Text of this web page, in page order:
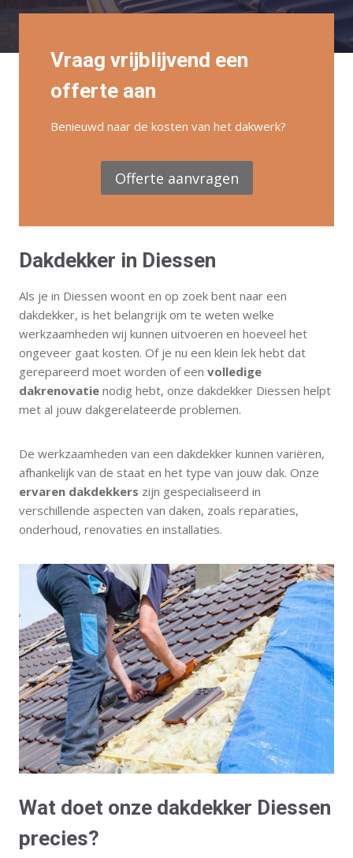
Vraag vrijblijvend een
offerte aan
Benieuwd naar de kosten van het dakwerk?
Offerte aanvragen
Dakdekker in Diessen
Als je in Diessen woont en op zoek bent naar een
dakdekker, is het belangrijk om te weten welke
werkzaamheden wij kunnen uitvoeren en hoeveel het
ongeveer gaat kosten. Of je nu een klein lek hebt dat
gerepareerd moet worden of een volledige
dakrenovatie nodig hebt, onze dakdekker Diessen helpt
met al jouw dakgerelateerde problemen.
De werkzaamheden van een dakdekker kunnen variëren,
afhankelijk van de staat en het type van jouw dak. Onze
ervaren dakdekkers zijn gespecialiseerd in
verschillende aspecten van daken, zoals reparaties,
onderhoud, renovaties en installaties.
Wat doet onze dakdekker Diessen
precies?